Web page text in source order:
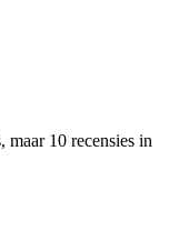
maar 10 recensies in